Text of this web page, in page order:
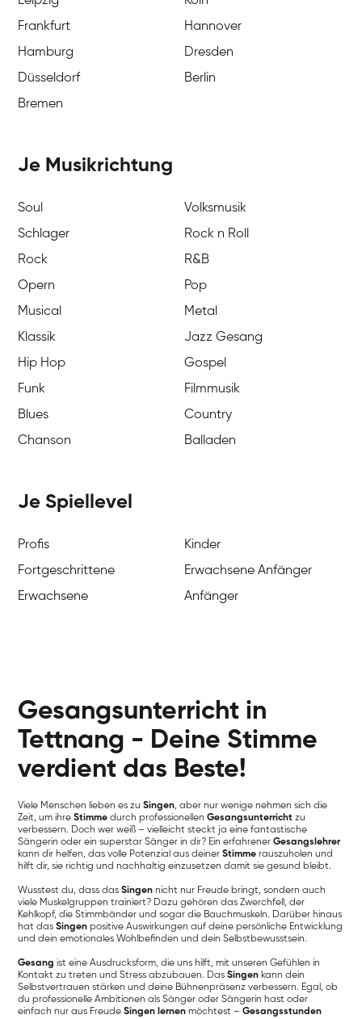
Frankfurt
Hannover
Hamburg
Dresden
Düsseldorf
Berlin
Bremen
Je Musikrichtung
Soul
Volksmusik
Schlager
Rock n Roll
Rock
R&B
Opern
Pop
Musical
Metal
Klassik
Jazz Gesang
Hip Hop
Gospel
Funk
Filmmusik
Blues
Country
Chanson
Balladen
Je Spiellevel
Profis
Kinder
Fortgeschrittene
Erwachsene Anfänger
Erwachsene
Anfänger
Gesangsunterricht in
Tettnang - Deine Stimme
verdient das Beste!
Viele Menschen lieben es zuSingen, aber nur wenige nehmen sich die
Zeit, um ihreStimme durch professionellenGesangsunterricht zu
verbessern. Doch wer weiß – vielleicht steckt ja eine fantastische
Sängerin oder ein superstar Sänger in dir? Ein erfahrenerGesangslehrer
kann dir helfen, das volle Potenzial aus deinerStimme rauszuholen und
hilft dir, sie richtig und nachhaltig einzusetzen damit sie gesund bleibt.
Wusstest du, dass dasSingen nicht nur Freude bringt, sondern auch
viele Muskelgruppen trainiert? Dazu gehören das Zwerchfell, der
Kehlkopf, die Stimmbänder und sogar die Bauchmuskeln. Darüber hinaus
hat dasSingen positive Auswirkungen auf deine persönliche Entwicklung
und dein emotionales Wohlbefinden und dein Selbstbewusstsein.
Gesang ist eine Ausdrucksform, die uns hilft, mit unseren Gefühlen in
Kontakt zu treten und Stress abzubauen. DasSingen kann dein
Selbstvertrauen stärken und deine Bühnenpräsenz verbessern. Egal, ob
du professionelle Ambitionen als Sänger oder Sängerin hast oder
einfach nur aus FreudeSingen lernen möchtest –Gesangsstunden